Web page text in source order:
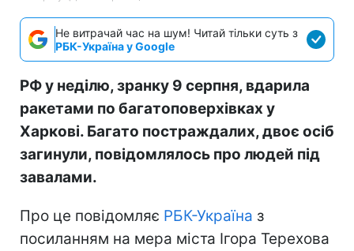
Не витрачай час на шум! Читай тільки суть з
РБК-Україна у Google
РФ у неділю, зранку 9 серпня, вдарила
ракетами по багатоповерхівках у
Харкові. Багато постраждалих, двоє осіб
загинули, повідомлялось про людей під
завалами.
Про це повідомляє РБК-Україна з
посиланням на мера міста Ігора Терехова